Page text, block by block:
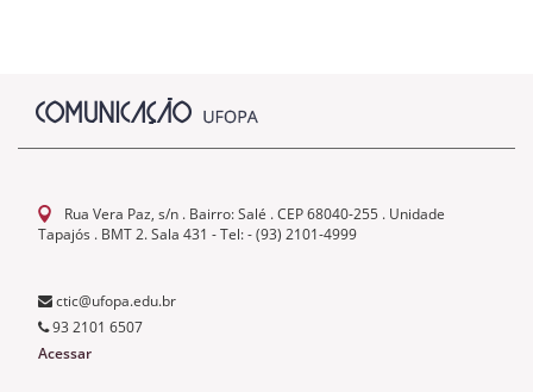
Rua Vera Paz, s/n . Bairro: Salé . CEP 68040-255 . Unidade
Tapajós . BMT 2. Sala 431 - Tel: - (93) 2101-4999
ctic@ufopa.edu.br
93 2101 6507
Acessar